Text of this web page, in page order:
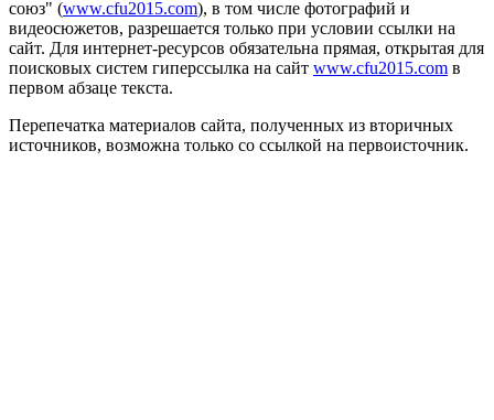
союз" (www.cfu2015.com), в том числе фотографий и
видеосюжетов, разрешается только при условии ссылки на
сайт. Для интернет-ресурсов обязательна прямая, открытая для
поисковых систем гиперссылка на сайт www.cfu2015.com в
первом абзаце текста.
Перепечатка материалов сайта, полученных из вторичных
источников, возможна только со ссылкой на первоисточник.